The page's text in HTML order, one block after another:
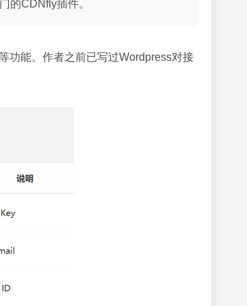
的CDNfly插件。
功能。作者之前已写过Wordpress对接